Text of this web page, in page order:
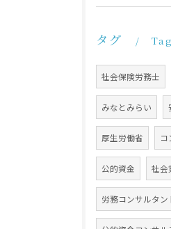
タグ
社会保険労務士
みなとみらい
厚生労働省
公的資金 社会
労務コンサルタン